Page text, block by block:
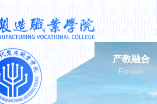
产教融合
Fusion